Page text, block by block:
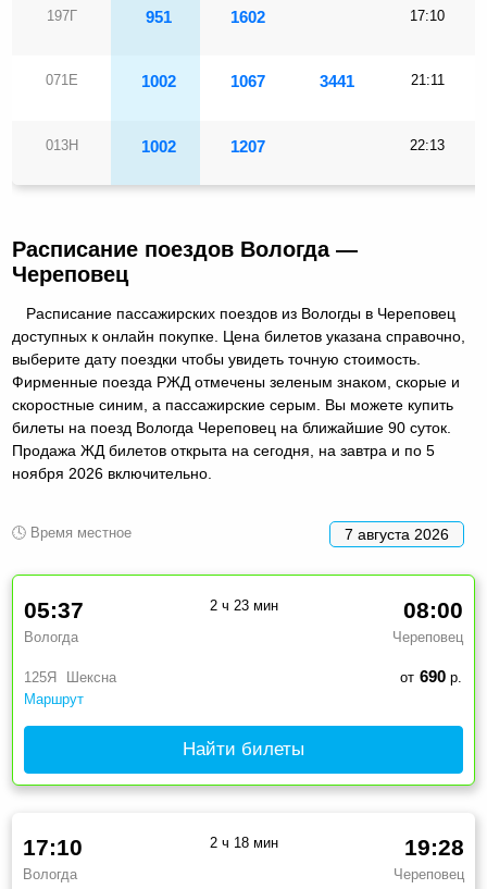
197Г 951 1602 17:10
071Е 1002 1067 3441 21:11
013Н 1002 1207 22:13
Расписание поездов Вологда —
Череповец
Расписание пассажирских поездов из Вологды в Череповец
доступных к онлайн покупке. Цена билетов указана справочно,
выберите дату поездки чтобы увидеть точную стоимость.
Фирменные поезда РЖД отмечены зеленым знаком, скорые и
скоростные синим, а пассажирские серым. Вы можете купить
билеты на поезд Вологда Череповец на ближайшие 90 суток.
Продажа ЖД билетов открыта на сегодня, на завтра и по 5
ноября 2026 включительно.
🕓 Время местное 7 августа 2026
125Я
Шексна
Маршрут
05:37
Вологда
08:00
Череповец
2 ч 23 мин
от 690р.
Найти билеты
17:10
Вологда
19:28
Череповец
2 ч 18 мин